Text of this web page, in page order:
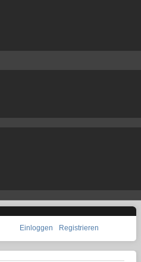
Einloggen Registrieren